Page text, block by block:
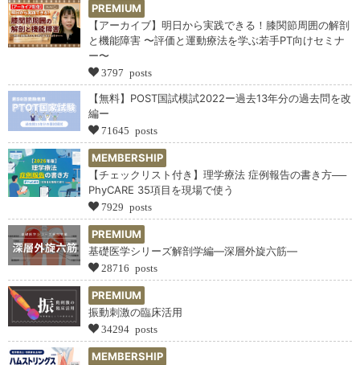
PREMIUM
【アーカイブ】明日から実践できる！膝関節周囲の解剖
と機能障害 〜評価と運動療法を学ぶ若手PT向けセミナ
ー〜
3797 posts
【無料】POST国試模試2022ー過去13年分の過去問を改
編ー
71645 posts
MEMBERSHIP
【チェックリスト付き】理学療法 症例報告の書き方──
PhyCARE 35項目を現場で使う
7929 posts
PREMIUM
基礎医学シリーズ解剖学編―深層外旋六筋―
28716 posts
PREMIUM
振動刺激の臨床活用
34294 posts
MEMBERSHIP